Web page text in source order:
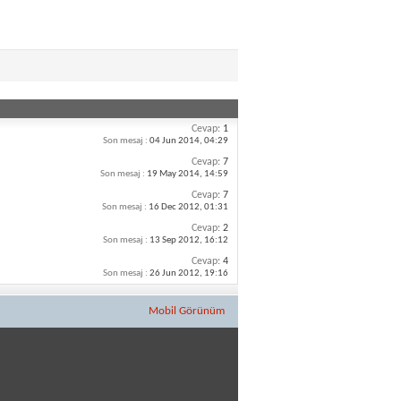
Cevap: 1
Son mesaj : 04 Jun 2014, 04:29
Cevap: 7
Son mesaj : 19 May 2014, 14:59
Cevap: 7
Son mesaj : 16 Dec 2012, 01:31
Cevap: 2
Son mesaj : 13 Sep 2012, 16:12
Cevap: 4
Son mesaj : 26 Jun 2012, 19:16
Mobil Görünüm